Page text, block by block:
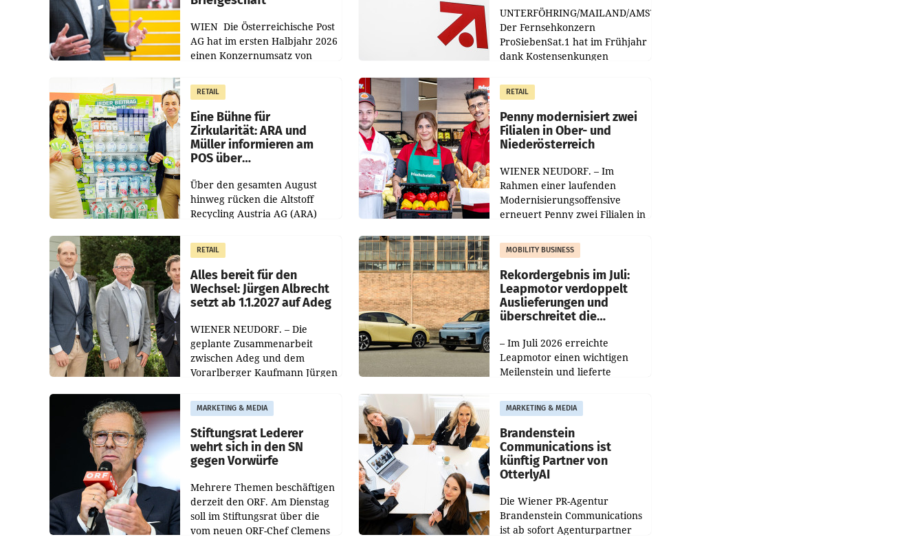
WIEN Die Österreichische Post
AG hat im ersten Halbjahr 2026
einen Konzernumsatz von
erwirtschaftet, was einem Plus
von 3,8 Prozent gegenüber
dem Vergleichszeitraum
UNTERFÖHRING/MAILAND/AMSTERDAM.
Der Fernsehkonzern
ProSiebenSat.1 hat im Frühjahr
dank Kostensenkungen
gemacht und die
Markterwartung deutlich
übertroffen.
RETAIL
Eine Bühne für
Zirkularität: ARA und
Müller informieren am
POS über
Über den gesamten August
hinweg rücken die Altstoff
Recycling Austria AG (ARA)
Müller die Initiative „Kreislauf-
Helden“ in allen
österreichischen Müller-Filialen
RETAIL
Penny modernisiert zwei
Filialen in Ober- und
Niederösterreich
WIENER NEUDORF. – Im
Rahmen einer laufenden
Modernisierungsoffensive
erneuert Penny zwei Filialen in
Die beiden Standorte liegen in
Haag sowie im rund
RETAIL
Alles bereit für den
Wechsel: Jürgen Albrecht
setzt ab 1.1.2027 auf Adeg
WIENER NEUDORF. – Die
geplante Zusammenarbeit
zwischen Adeg und dem
Vorarlberger Kaufmann Jürgen
freigegeben: Die
Bundeswettbewerbsbehörde
und der Bundeskartellanwalt
MOBILITY BUSINESS
Rekordergebnis im Juli:
Leapmotor verdoppelt
Auslieferungen und
überschreitet die
– Im Juli 2026 erreichte
Leapmotor einen wichtigen
Meilenstein und lieferte
aus, womit sich das Ergebnis
gegenüber Juli 2025 mehr als
verdoppelte (+102
MARKETING & MEDIA
Stiftungsrat Lederer
wehrt sich in den SN
gegen Vorwürfe
Mehrere Themen beschäftigen
derzeit den ORF. Am Dienstag
soll im Stiftungsrat über die
vom neuen ORF-Chef Clemens
MARKETING & MEDIA
Brandenstein
Communications ist
künftig Partner von
OtterlyAI
Die Wiener PR-Agentur
Brandenstein Communications
ist ab sofort Agenturpartner